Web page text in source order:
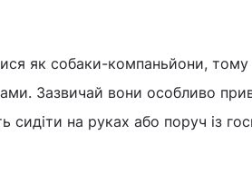
як собаки-компаньйони,
Зазвичай вони особливо
сидіти на руках або поруч із